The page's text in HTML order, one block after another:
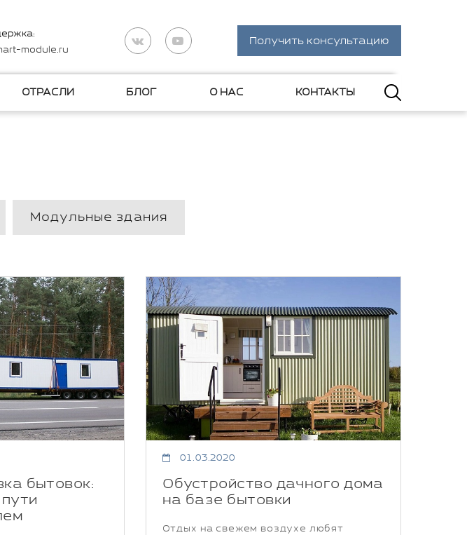
module.ru
Получить консультацию
ОТРАСЛИ БЛОГ О НАС КОНТАКТЫ
Модульные здания
бытовок:
01.03.2020
Обустройство дачного дома
на базе бытовки
Отдых на свежем воздухе любят